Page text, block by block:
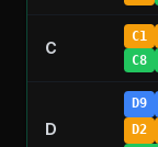
C
C1
C8
D
D9
D2